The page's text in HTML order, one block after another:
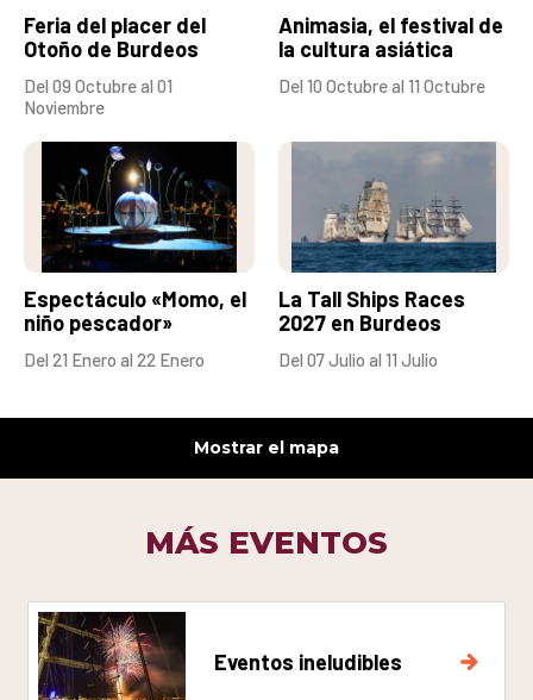
Feria del placer del
Otoño de Burdeos
Del 09 Octubre al 01
Noviembre
Animasia, el festival de
la cultura asiática
Del 10 Octubre al 11 Octubre
Espectáculo «Momo, el
niño pescador»
Del 21 Enero al 22 Enero
La Tall Ships Races
2027 en Burdeos
Del 07 Julio al 11 Julio
Mostrar el mapa
MÁS EVENTOS
Eventos ineludibles